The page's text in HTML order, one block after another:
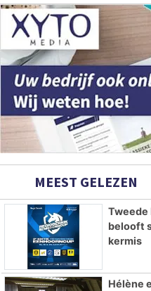
MEEST GELEZEN
Tweede
belooft
kermis
Hélène